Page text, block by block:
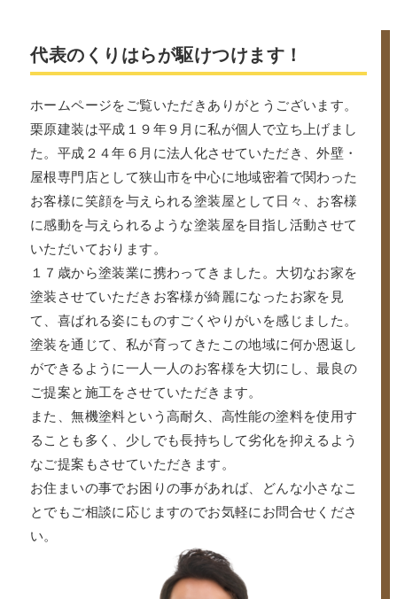
代表のくりはらが駆けつけます！
ホームページをご覧いただきありがとうございます。
栗原建装は平成１９年９月に私が個人で立ち上げまし
た。平成２４年６月に法人化させていただき、外壁・
屋根専門店として狭山市を中心に地域密着で関わった
お客様に笑顔を与えられる塗装屋として日々、お客様
に感動を与えられるような塗装屋を目指し活動させて
いただいております。
１７歳から塗装業に携わってきました。大切なお家を
塗装させていただきお客様が綺麗になったお家を見
て、喜ばれる姿にものすごくやりがいを感じました。
塗装を通じて、私が育ってきたこの地域に何か恩返し
ができるように一人一人のお客様を大切にし、最良の
ご提案と施工をさせていただきます。
また、無機塗料という高耐久、高性能の塗料を使用す
ることも多く、少しでも長持ちして劣化を抑えるよう
なご提案もさせていただきます。
お住まいの事でお困りの事があれば、どんな小さなこ
とでもご相談に応じますのでお気軽にお問合せくださ
い。